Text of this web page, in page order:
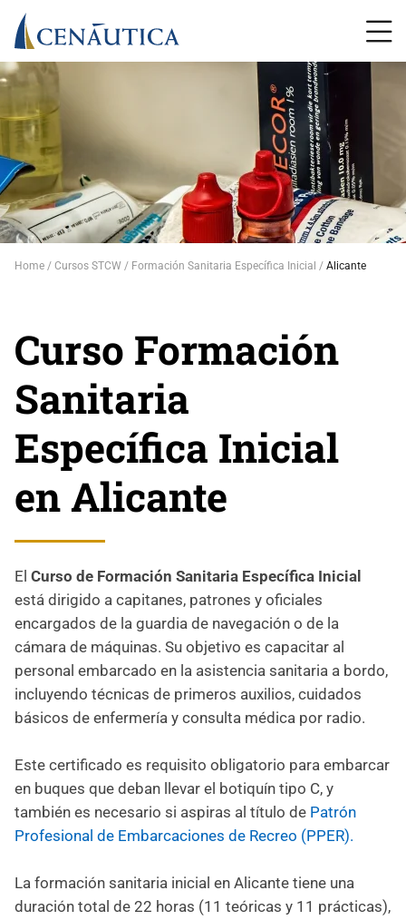
Home Cursos STCW Formación Sanitaria Específica Inicial Alicante
Curso Formación
Sanitaria
Específica Inicial
en Alicante
El Curso de Formación Sanitaria Específica Inicial
está dirigido a capitanes, patrones y oficiales
encargados de la guardia de navegación o de la
cámara de máquinas. Su objetivo es capacitar al
personal embarcado en la asistencia sanitaria a bordo,
incluyendo técnicas de primeros auxilios, cuidados
básicos de enfermería y consulta médica por radio.
Este certificado es requisito obligatorio para embarcar
en buques que deban llevar el botiquín tipo C, y
también es necesario si aspiras al título de Patrón
Profesional de Embarcaciones de Recreo (PPER).
La formación sanitaria inicial en Alicante tiene una
duración total de 22 horas (11 teóricas y 11 prácticas),